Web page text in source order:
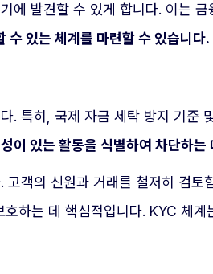
발견할 수 있게 합니다. 이는
수 있는 체계를 마련할 수 있습니다.
특히, 국제 자금 세탁 방지 기준
이 있는 활동을 식별하여 차단하는
객의 신원과 거래를 철저히 검토
하는 데 핵심적입니다. KYC 체